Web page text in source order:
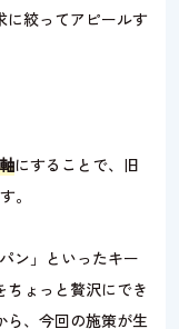
に絞ってアピールす
にすることで、旧
。
ン」といったキー
ちょっと贅沢にでき
ら、今回の施策が生